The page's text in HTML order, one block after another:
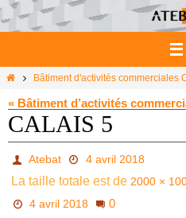
Passer
vers
le
HomeBâtiment d'activités commerciales
« Bâtiment d’activités
CALAIS 5
Atebat 4 avril 2018
La taille totale est de 2000 ×
4 avril 2018
0